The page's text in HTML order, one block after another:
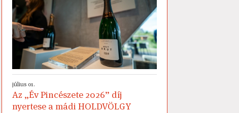
július 01.
Az „Év Pincészete 2026” díj
nyertese a mádi HOLDVÖLGY